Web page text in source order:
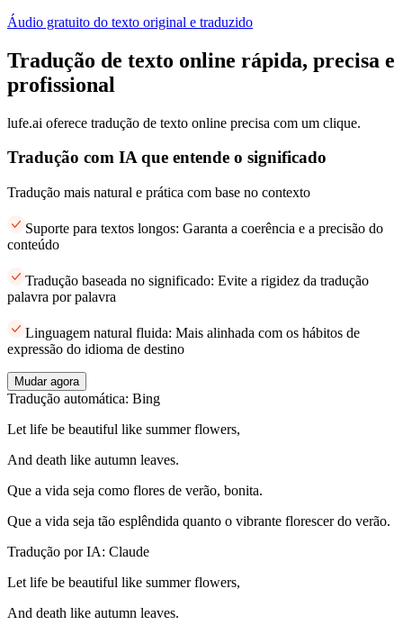
Áudio gratuito do texto original e traduzido
Tradução de texto online rápida, precisa e
profissional
lufe.ai oferece tradução de texto online precisa com um clique.
Tradução com IA que entende o significado
Tradução mais natural e prática com base no contexto
Suporte para textos longos: Garanta a coerência e a precisão do
conteúdo
Tradução baseada no significado: Evite a rigidez da tradução
palavra por palavra
Linguagem natural fluida: Mais alinhada com os hábitos de
expressão do idioma de destino
Mudar agora
Tradução automática: Bing
Let life be beautiful like summer flowers,
And death like autumn leaves.
Que a vida seja como flores de verão, bonita.
Que a vida seja tão esplêndida quanto o vibrante florescer do verão.
Tradução por IA: Claude
Let life be beautiful like summer flowers,
And death like autumn leaves.